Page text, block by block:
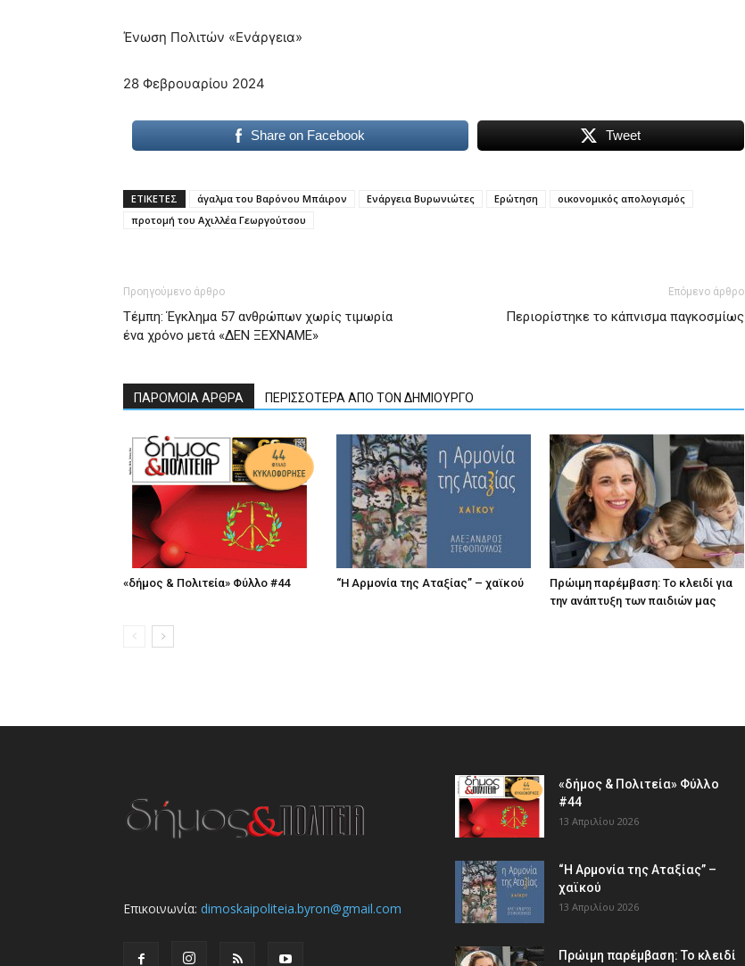
Ένωση Πολιτών «Ενάργεια»
28 Φεβρουαρίου 2024
Share on Facebook Tweet
ΕΤΙΚΕΤΕΣ άγαλμα του Βαρόνου Μπάιρον Ενάργεια Βυρωνιώτες Ερώτηση
οικονομικός απολογισμός
προτομή του Αχιλλέα Γεωργούτσου
Προηγούμενο άρθρο
Τέμπη: Έγκλημα 57 ανθρώπων χωρίς τιμωρία
ένα χρόνο μετά «ΔΕΝ ΞΕΧΝΑΜΕ»
Επόμενο άρθρο
Περιορίστηκε το κάπνισμα παγκοσμίως
ΠΑΡΟΜΟΙΑ ΑΡΘΡΑ ΠΕΡΙΣΣΟΤΕΡΑ ΑΠΟ ΤΟΝ ΔΗΜΙΟΥΡΓΟ
«δήμος & Πολιτεία» Φύλλο #44 “Η Αρμονία της Αταξίας” – χαϊκού
Πρώιμη παρέμβαση: Το κλειδί για
την ανάπτυξη των παιδιών µας
Επικοινωνία: dimoskaipoliteia.byron@gmail.com
«δήμος & Πολιτεία» Φύλλο
#44
13 Απριλίου 2026
“Η Αρμονία της Αταξίας” –
χαϊκού
13 Απριλίου 2026
Πρώιμη παρέμβαση: Το κλειδί